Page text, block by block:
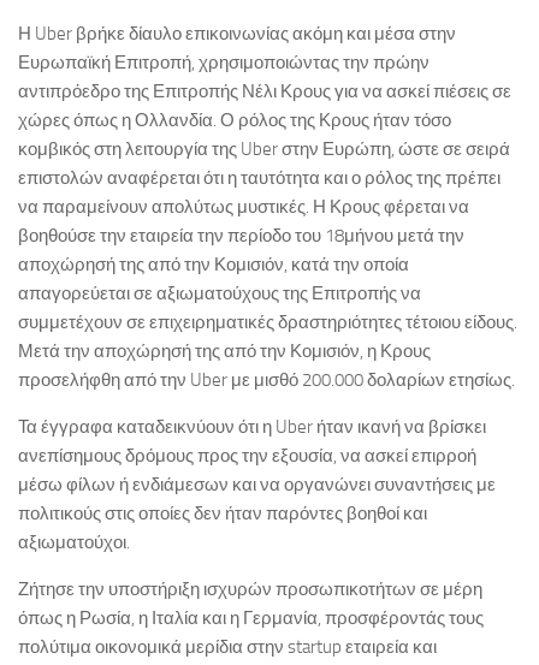
Η Uber βρήκε δίαυλο επικοινωνίας ακόμη και μέσα στην
Ευρωπαϊκή Επιτροπή, χρησιμοποιώντας την πρώην
αντιπρόεδρο της Επιτροπής Νέλι Κρους για να ασκεί πιέσεις σε
χώρες όπως η Ολλανδία. Ο ρόλος της Κρους ήταν τόσο
κομβικός στη λειτουργία της Uber στην Ευρώπη, ώστε σε σειρά
επιστολών αναφέρεται ότι η ταυτότητα και ο ρόλος της πρέπει
να παραμείνουν απολύτως μυστικές. Η Κρους φέρεται να
βοηθούσε την εταιρεία την περίοδο του 18μήνου μετά την
αποχώρησή της από την Κομισιόν, κατά την οποία
απαγορεύεται σε αξιωματούχους της Επιτροπής να
συμμετέχουν σε επιχειρηματικές δραστηριότητες τέτοιου είδους.
Μετά την αποχώρησή της από την Κομισιόν, η Κρους
προσελήφθη από την Uber με μισθό 200.000 δολαρίων ετησίως.
Τα έγγραφα καταδεικνύουν ότι η Uber ήταν ικανή να βρίσκει
ανεπίσημους δρόμους προς την εξουσία, να ασκεί επιρροή
μέσω φίλων ή ενδιάμεσων και να οργανώνει συναντήσεις με
πολιτικούς στις οποίες δεν ήταν παρόντες βοηθοί και
αξιωματούχοι.
Ζήτησε την υποστήριξη ισχυρών προσωπικοτήτων σε μέρη
όπως η Ρωσία, η Ιταλία και η Γερμανία, προσφέροντάς τους
πολύτιμα οικονομικά μερίδια στην startup εταιρεία και